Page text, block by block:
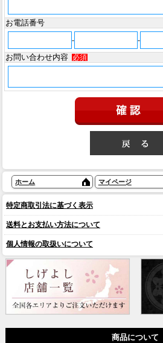
お電話番号
- -
お問い合わせ内容 必須
ホーム マイページ
特定商取引法に基づく表示
送料とお支払い方法について
個人情報の取扱いについて
商品について